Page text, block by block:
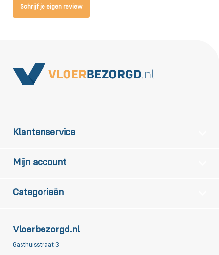
perfect worden toegepast.
Schrijf je eigen review
Vloerbezorgd.nl
Gasthuisstraat 3
Klantenservice
Mijn account
Categorieën